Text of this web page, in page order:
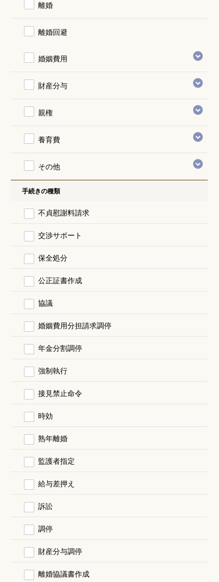
離婚
離婚回避
婚姻費用
財産分与
親権
養育費
その他
手続きの種類
不貞慰謝料請求
交渉サポート
保全処分
公正証書作成
協議
婚姻費用分担請求調停
年金分割調停
強制執行
接見禁止命令
時効
熟年離婚
監護者指定
給与差押え
訴訟
調停
財産分与調停
離婚協議書作成